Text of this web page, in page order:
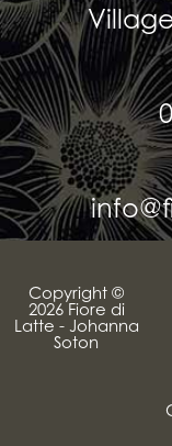
Copyright ©
2026 Fiore di
Latte - Johanna
Soton